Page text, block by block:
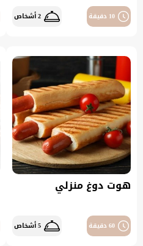
10 دقيقة 2 أشخاص
هوت دوغ منزلي
60 دقيقة 5 أشخاص